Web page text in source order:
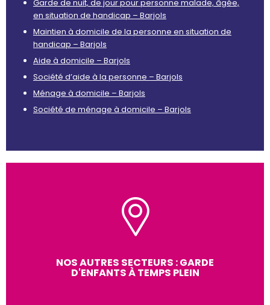
Garde de nuit, de jour pour personne malade, âgée,
en situation de handicap – Barjols
Maintien à domicile de la personne en situation de
handicap – Barjols
Aide à domicile – Barjols
Société d’aide à la personne – Barjols
Ménage à domicile – Barjols
Société de ménage à domicile – Barjols
NOS AUTRES SECTEURS : GARDE
D'ENFANTS À TEMPS PLEIN